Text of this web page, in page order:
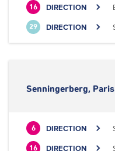
16 DIRECTION
29 DIRECTION
Senningerberg,
6 DIRECTION
16 DIRECTION